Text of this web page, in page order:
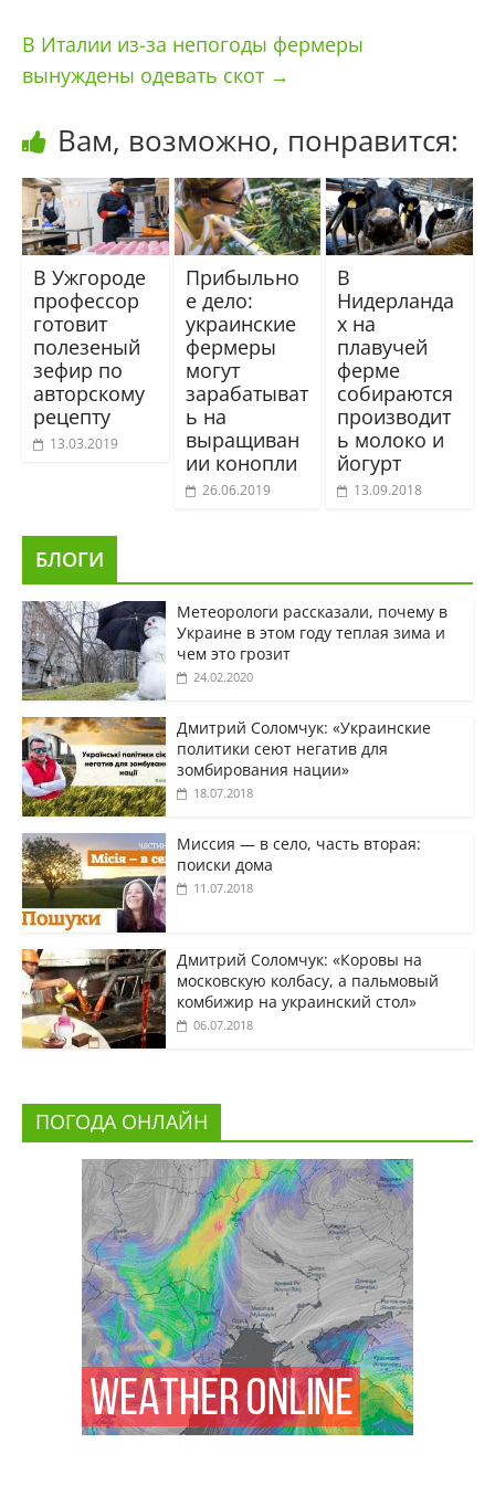
В Италии из-за непогоды фермеры
вынуждены одевать скот →
Вам, возможно, понравится:
В Ужгороде
профессор
готовит
полезеный
зефир по
авторскому
рецепту
13.03.2019
Прибыльно
е дело:
украинские
фермеры
могут
зарабатыват
ь на
выращиван
ии конопли
26.06.2019
В
Нидерланда
х на
плавучей
ферме
собираются
производит
ь молоко и
йогурт
13.09.2018
БЛОГИ
Метеорологи рассказали, почему в
Украине в этом году теплая зима и
чем это грозит
24.02.2020
Дмитрий Соломчук: «Украинские
политики сеют негатив для
зомбирования нации»
18.07.2018
Миссия — в село, часть вторая:
поиски дома
11.07.2018
Дмитрий Соломчук: «Коровы на
московскую колбасу, а пальмовый
комбижир на украинский стол»
06.07.2018
ПОГОДА ОНЛАЙН